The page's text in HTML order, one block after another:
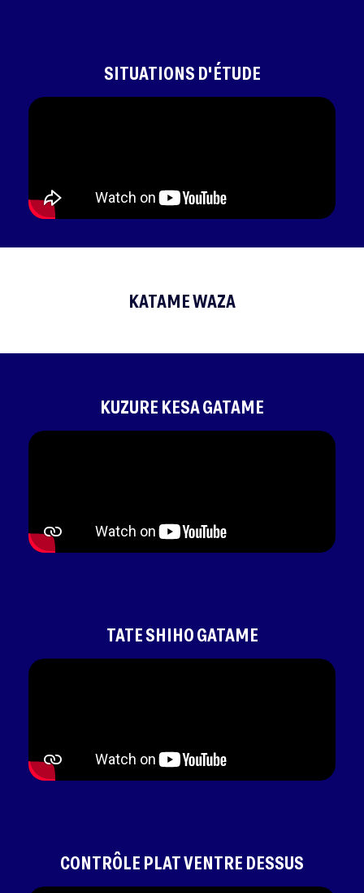
SITUATIONS D'ÉTUDE
KATAME WAZA
KUZURE KESA GATAME
TATE SHIHO GATAME
CONTRÔLE PLAT VENTRE DESSUS